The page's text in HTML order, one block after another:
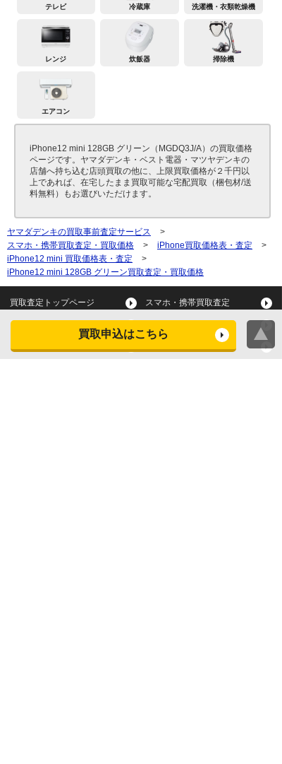
買取申込はこちら
テレビ 冷蔵庫 洗濯機・衣類乾燥機
レンジ 炊飯器 掃除機
エアコン
iPhone12 mini 128GB グリーン（MGDQ3J/A）の買取価格
ページです。ヤマダデンキ・ベスト電器・マツヤデンキの
店舗へ持ち込む店頭買取の他に、上限買取価格が２千円以
上であれば、在宅したまま買取可能な宅配買取（梱包材/送
料無料）もお選びいただけます。
ヤマダデンキの買取事前査定サービス
>
スマホ・携帯買取査定・買取価格
> iPhone買取価格表・査定
>
iPhone12 mini 買取価格表・査定
>
iPhone12 mini 128GB グリーン買取査定・買取価格
買取査定トップページ スマホ・携帯買取査定
タブレット買取査定
スマートウォッチ買取査定